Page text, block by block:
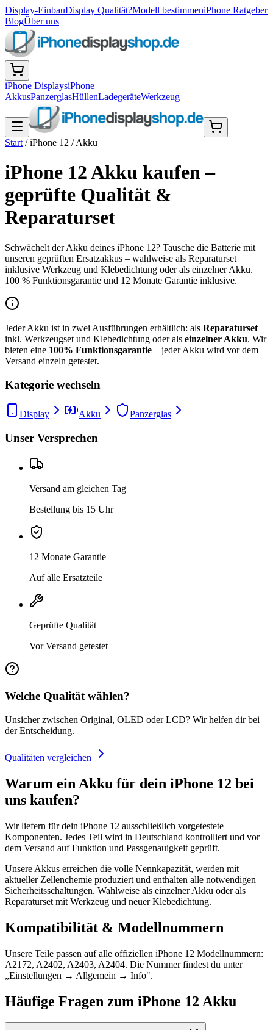
Display-EinbauDisplay Qualität?Modell bestimmeniPhone Ratgeber
BlogÜber uns
iPhone DisplaysiPhone
AkkusPanzerglasHüllenLadegeräteWerkzeug
Start /iPhone 12 /Akku
iPhone 12 Akku kaufen –
geprüfte Qualität &
Reparaturset
Schwächelt der Akku deines iPhone 12? Tausche die Batterie mit
unseren geprüften Ersatzakkus – wahlweise als Reparaturset
inklusive Werkzeug und Klebedichtung oder als einzelner Akku.
100 % Funktionsgarantie und 12 Monate Garantie inklusive.
Jeder Akku ist in zwei Ausführungen erhältlich: als Reparaturset
inkl. Werkzeugset und Klebedichtung oder als einzelner Akku. Wir
bieten eine 100% Funktionsgarantie – jeder Akku wird vor dem
Versand einzeln getestet.
Kategorie wechseln
Display Akku Panzerglas
Unser Versprechen
Versand am gleichen Tag
Bestellung bis 15 Uhr
12 Monate Garantie
Auf alle Ersatzteile
Geprüfte Qualität
Vor Versand getestet
Welche Qualität wählen?
Unsicher zwischen Original, OLED oder LCD? Wir helfen dir bei
der Entscheidung.
Qualitäten vergleichen
Warum ein Akku für dein iPhone 12 bei
uns kaufen?
Wir liefern für dein iPhone 12 ausschließlich vorgetestete
Komponenten. Jedes Teil wird in Deutschland kontrolliert und vor
dem Versand auf Funktion und Passgenauigkeit geprüft.
Unsere Akkus erreichen die volle Nennkapazität, werden mit
aktueller Zellenchemie produziert und enthalten alle notwendigen
Sicherheitsschaltungen. Wahlweise als einzelner Akku oder als
Reparaturset mit Werkzeug und neuer Klebedichtung.
Kompatibilität & Modellnummern
Unsere Teile passen auf alle offiziellen iPhone 12 Modellnummern:
A2172, A2402, A2403, A2404. Die Nummer findest du unter
„Einstellungen → Allgemein → Info".
Häufige Fragen zum iPhone 12 Akku